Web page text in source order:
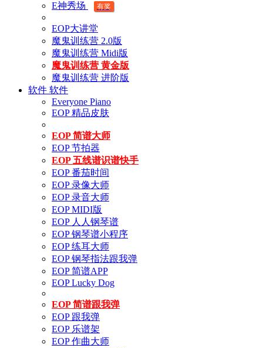
E神秀场
有奖
EOP大讲堂
魔鬼训练营 2.0版
魔鬼训练营 Midi版
魔鬼训练营 黄金版
魔鬼训练营 进阶版
软件 软件
Everyone Piano
EOP 精品皮肤
EOP 简谱大师
EOP 节拍器
EOP 五线谱识谱快手
EOP 番茄时间
EOP 录像大师
EOP 录音大师
EOP MIDI版
EOP 人人钢琴谱
EOP 钢琴谱小程序
EOP 练耳大师
EOP 钢琴指法跟我弹
EOP 简谱APP
EOP Lucky Dog
EOP 简谱跟我弹
EOP 跟我弹
EOP 乐谱架
EOP 作曲大师